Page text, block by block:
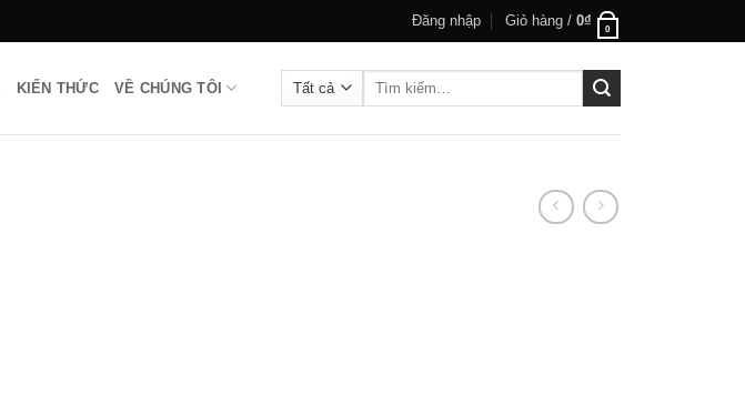
Đăng nhập Giỏ hàng / 0₫
0
KIẾN THỨC VỀ CHÚNG TÔI
Tìm